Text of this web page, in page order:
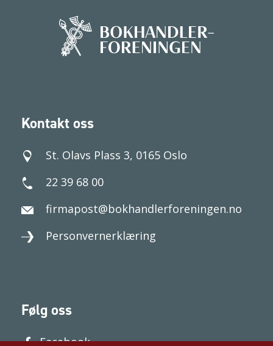
Kontakt oss
St. Olavs Plass 3, 0165 Oslo
22 39 68 00
firmapost@bokhandlerforeningen.no
Personvernerklæring
Følg oss
Facebook